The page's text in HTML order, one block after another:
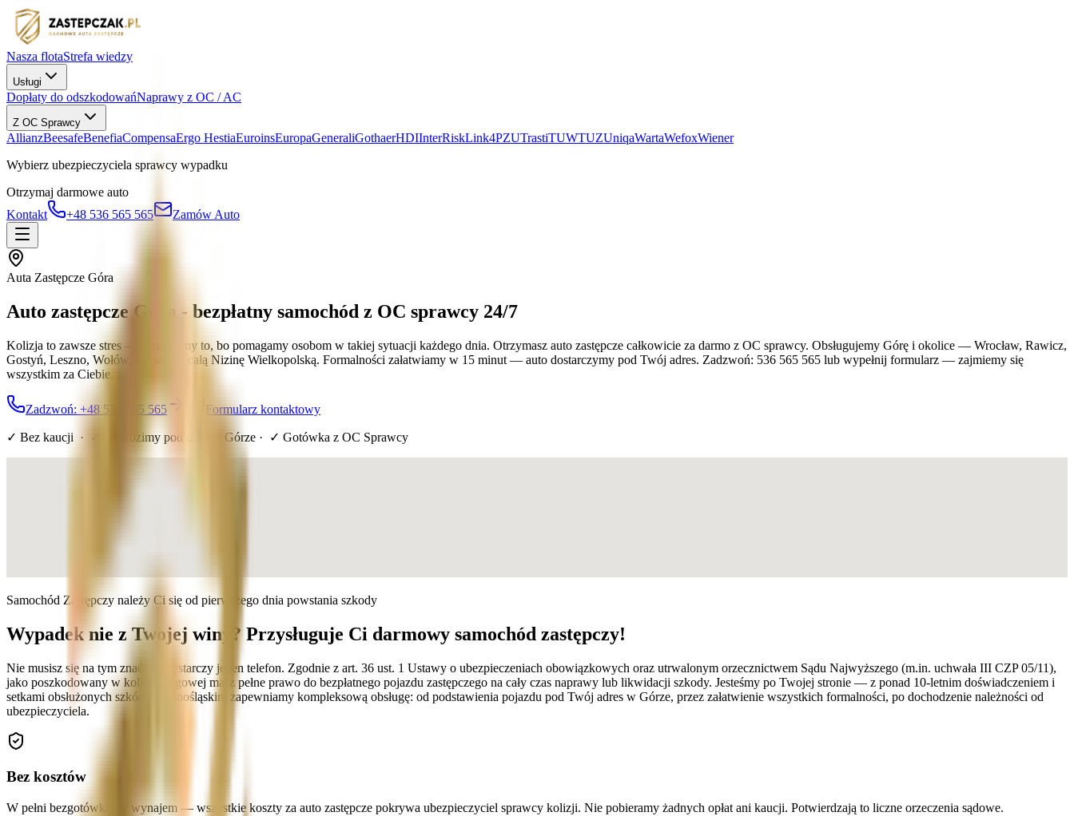
Nasza flotaStrefa wiedzy
Usługi
Dopłaty do odszkodowańNaprawy z OC / AC
Z OC Sprawcy
AllianzBeesafeBenefiaCompensaErgo HestiaEuroinsEuropaGeneraliGothaerHDIInterRiskLink4PZUTrastiTUWTUZUniqaWartaWefoxWiener
Wybierz ubezpieczyciela sprawcy wypadku
Otrzymaj darmowe auto
Kontakt
+48 536 565 565 Zamów Auto
Auta Zastępcze Góra
Auto zastępcze Góra - bezpłatny samochód z OC sprawcy 24/7
Kolizja to zawsze stres — rozumiemy to, bo pomagamy osobom w takiej sytuacji każdego dnia. Otrzymasz auto zastępcze całkowicie za darmo z OC sprawcy. Obsługujemy Górę i okolice — Wrocław, Rawicz,
Gostyń, Leszno, Wołów, Ścinawę i całą Nizinę Wielkopolską. Formalności załatwiamy w 15 minut — auto dostarczymy pod Twój adres. Zadzwoń: 536 565 565 lub wypełnij formularz — zajmiemy się
wszystkim za Ciebie.
Zadzwoń: +48 536 565 565 Formularz kontaktowy
✓ Bez kaucji · ✓ Dowozimy pod dom w Górze · ✓ Gotówka z OC Sprawcy
Samochód Zastępczy należy Ci się od pierwszego dnia powstania szkody
Wypadek nie z Twojej winy? Przysługuje Ci darmowy samochód zastępczy!
Nie musisz się na tym znać — wystarczy jeden telefon. Zgodnie z art. 36 ust. 1 Ustawy o ubezpieczeniach obowiązkowych oraz utrwalonym orzecznictwem Sądu Najwyższego (m.in. uchwała III CZP 05/11),
jako poszkodowany w kolizji drogowej masz pełne prawo do bezpłatnego pojazdu zastępczego na cały czas naprawy lub likwidacji szkody. Jesteśmy po Twojej stronie — z ponad 10-letnim doświadczeniem i
setkami obsłużonych szkód w dolnośląskim zapewniamy kompleksową obsługę: od podstawienia pojazdu pod Twój adres w Górze, przez załatwienie wszystkich formalności, po dochodzenie należności od
ubezpieczyciela.
Bez kosztów
W pełni bezgotówkowy wynajem — wszystkie koszty za auto zastępcze pokrywa ubezpieczyciel sprawcy kolizji. Nie pobieramy żadnych opłat ani kaucji. Potwierdzają to liczne orzeczenia sądowe.